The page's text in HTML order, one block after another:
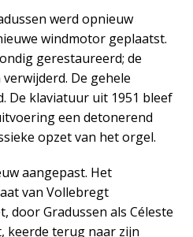
werd opnieuw
windmotor geplaatst.
gerestaureerd; de
De gehele
De klaviatuur uit 1951 bleef
een detonerend
opzet van het orgel.
aangepast. Het
van Vollebregt
door Gradussen als Céleste
keerde terug naar zijn